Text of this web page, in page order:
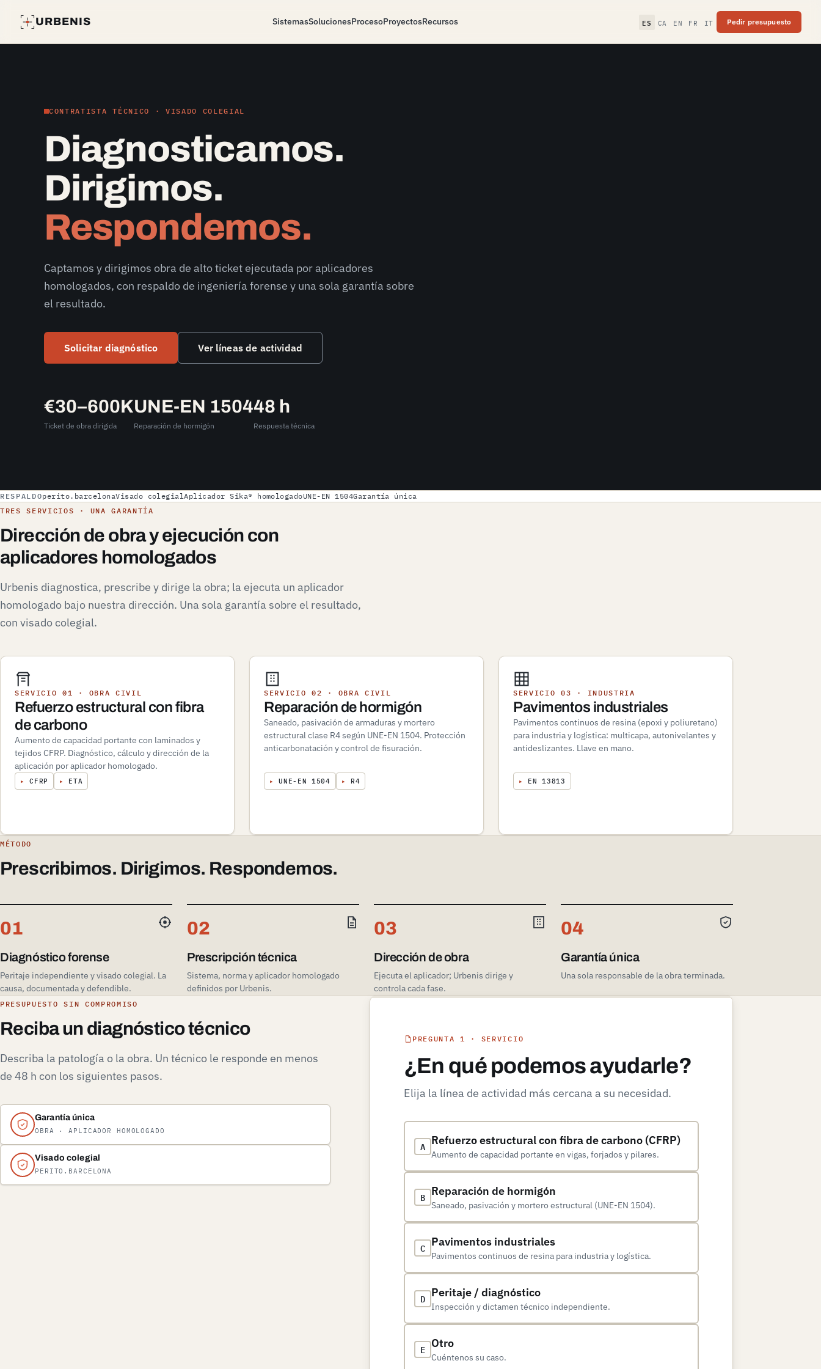
URBENIS SistemasSolucionesProcesoProyectosRecursos ES CA EN FR IT Pedir presupuesto
CONTRATISTA TÉCNICO · VISADO COLEGIAL
Diagnosticamos.
Dirigimos.
Respondemos.
Captamos y dirigimos obra de alto ticket ejecutada por aplicadores
homologados, con respaldo de ingeniería forense y una sola garantía sobre
el resultado.
Solicitar diagnóstico Ver líneas de actividad
€30–600K
Ticket de obra dirigida
UNE-EN 1504
Reparación de hormigón
48 h
Respuesta técnica
RESPALDOperito.barcelonaVisado colegialAplicador Sika® homologadoUNE-EN 1504Garantía única
TRES SERVICIOS · UNA GARANTÍA
Dirección de obra y ejecución con
aplicadores homologados
Urbenis diagnostica, prescribe y dirige la obra; la ejecuta un aplicador
homologado bajo nuestra dirección. Una sola garantía sobre el resultado,
con visado colegial.
SERVICIO 01 · OBRA CIVIL
Refuerzo estructural con fibra
de carbono
Aumento de capacidad portante con laminados y
tejidos CFRP. Diagnóstico, cálculo y dirección de la
aplicación por aplicador homologado.
▸CFRP ▸ ETA
SERVICIO 02 · OBRA CIVIL
Reparación de hormigón
Saneado, pasivación de armaduras y mortero
estructural clase R4 según UNE-EN 1504. Protección
anticarbonatación y control de fisuración.
▸UNE-EN 1504 ▸ R4
SERVICIO 03 · INDUSTRIA
Pavimentos industriales
Pavimentos continuos de resina (epoxi y poliuretano)
para industria y logística: multicapa, autonivelantes y
antideslizantes. Llave en mano.
▸ EN 13813
MÉTODO
Prescribimos. Dirigimos. Respondemos.
01
Diagnóstico forense
Peritaje independiente y visado colegial. La
causa, documentada y defendible.
02
Prescripción técnica
Sistema, norma y aplicador homologado
definidos por Urbenis.
03
Dirección de obra
Ejecuta el aplicador; Urbenis dirige y
controla cada fase.
04
Garantía única
Una sola responsable de la obra terminada.
PRESUPUESTO SIN COMPROMISO
Reciba un diagnóstico técnico
Describa la patología o la obra. Un técnico le responde en menos
de 48 h con los siguientes pasos.
Garantía única
OBRA · APLICADOR HOMOLOGADO
Visado colegial
PERITO.BARCELONA
No
PREGUNTA 1 · SERVICIO
¿En qué podemos ayudarle?
Elija la línea de actividad más cercana a su necesidad.
A Refuerzo estructural con fibra de carbono (CFRP)
Aumento de capacidad portante en vigas, forjados y pilares.
B Reparación de hormigón
Saneado, pasivación y mortero estructural (UNE-EN 1504).
C Pavimentos industriales
Pavimentos continuos de resina para industria y logística.
D Peritaje / diagnóstico
Inspección y dictamen técnico independiente.
E Otro
Cuéntenos su caso.